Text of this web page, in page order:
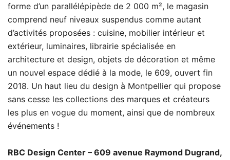
forme d’un parallélépipède de 2 000 m², le magasin
comprend neuf niveaux suspendus comme autant
d’activités proposées : cuisine, mobilier intérieur et
extérieur, luminaires, librairie spécialisée en
architecture et design, objets de décoration et même
un nouvel espace dédié à la mode, le 609, ouvert fin
2018. Un haut lieu du design à Montpellier qui propose
sans cesse les collections des marques et créateurs
les plus en vogue du moment, ainsi que de nombreux
événements !
RBC Design Center – 609 avenue Raymond Dugrand,